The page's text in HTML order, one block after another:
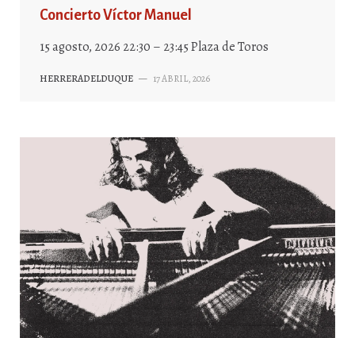
Concierto Víctor Manuel
15 agosto, 2026 22:30 – 23:45 Plaza de Toros
HERRERADELDUQUE — 17 ABRIL, 2026